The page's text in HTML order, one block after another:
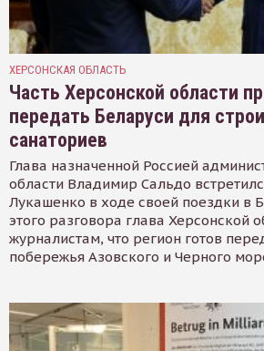
ХЕРСОНСКАЯ ОБЛАСТЬ
Часть Херсонской области
передать Беларуси для
санаториев
Глава назначенной Россией
области Владимир Сальдо
Лукашенко в ходе своей поездки в
этого разговора глава Херсонской
журналистам, что регион готов
побережья Азовского и Черного